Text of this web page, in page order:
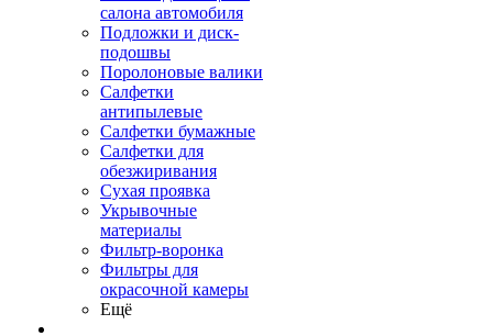
салона автомобиля
Подложки и диск-
подошвы
Поролоновые валики
Салфетки
антипылевые
Салфетки бумажные
Салфетки для
обезжиривания
Сухая проявка
Укрывочные
материалы
Фильтр-воронка
Фильтры для
окрасочной камеры
Ещё